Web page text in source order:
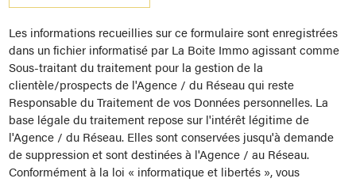
Les informations recueillies sur ce formulaire sont enregistrées
dans un fichier informatisé par La Boite Immo agissant comme
Sous-traitant du traitement pour la gestion de la
clientèle/prospects de l'Agence / du Réseau qui reste
Responsable du Traitement de vos Données personnelles. La
base légale du traitement repose sur l'intérêt légitime de
l'Agence / du Réseau. Elles sont conservées jusqu'à demande
de suppression et sont destinées à l'Agence / au Réseau.
Conformément à la loi « informatique et libertés », vous